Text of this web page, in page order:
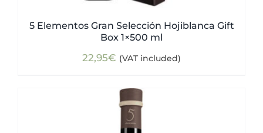
5 Elementos Gran Selección Hojiblanca Gift
Box 1×500 ml
22,95€ (VAT included)